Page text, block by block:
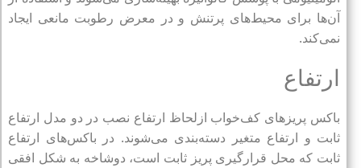
آن‌ها برای محیط‌های پرتنش و در معرض رطوبت مانعی ایجاد
نمی‌کند.
ارتفاع
باکس‌ پریزهای کف‌خواب ازلحاظ ارتفاع نصب در دو مدل ارتفاع
ثابت و ارتفاع متغیر دسته‌بندی می‌شوند. در باکس‌های ارتفاع
ثابت که محل قرارگیری پریز ثابت است، دوشاخه به شکل افقی